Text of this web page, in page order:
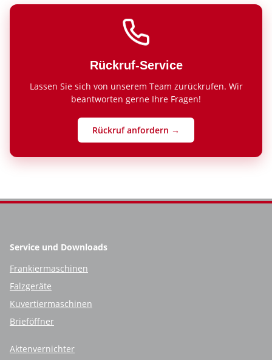
Rückruf-Service
Lassen Sie sich von unserem Team zurückrufen. Wir
beantworten gerne Ihre Fragen!
Rückruf anfordern →
Service und Downloads
Frankiermaschinen
Falzgeräte
Kuvertiermaschinen
Brieföffner
Aktenvernichter